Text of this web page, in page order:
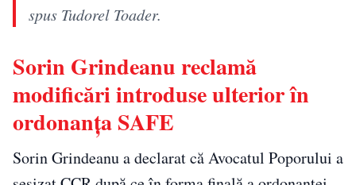
spus Tudorel Toader.
Sorin Grindeanu reclamă
modificări introduse ulterior în
ordonanța SAFE
Sorin Grindeanu a declarat că Avocatul Poporului a